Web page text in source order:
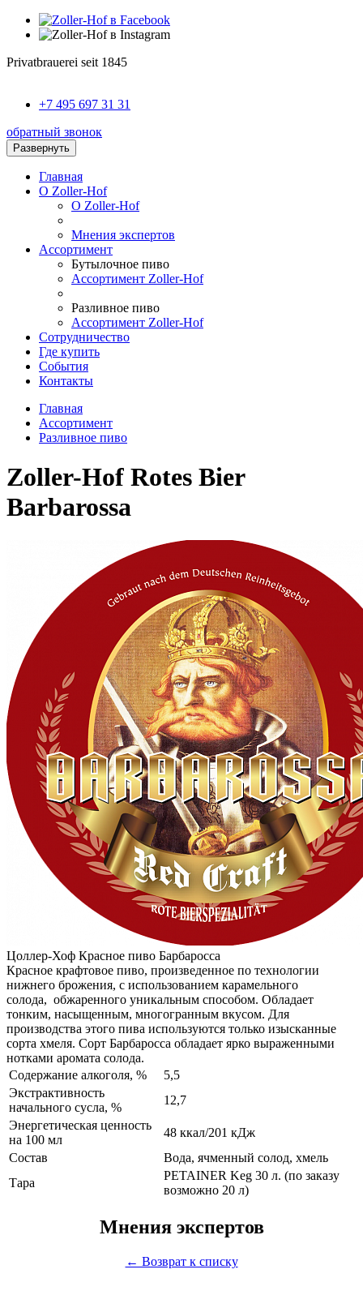
Privatbrauerei seit 1845
+7 495 697 31 31
обратный звонок
Развернуть
Главная
О Zoller-Hof
О Zoller-Hof
Мнения экспертов
Ассортимент
Бутылочное пиво
Ассортимент Zoller-Hof
Разливное пиво
Ассортимент Zoller-Hof
Сотрудничество
Где купить
Cобытия
Контакты
Главная
Ассортимент
Разливное пиво
Zoller-Hof Rotes Bier
Barbarossa
Цоллер-Хоф Красное пиво Барбаросса
Красное крафтовое пиво, произведенное по технологии
нижнего брожения, с использованием карамельного
солода, обжаренного уникальным способом. Обладает
тонким, насыщенным, многогранным вкусом. Для
производства этого пива используются только изысканные
сорта хмеля. Сорт Барбаросса обладает ярко выраженными
нотками аромата солода.
Содержание алкоголя, %
5,5
Экстрактивность
начального сусла, %
12,7
Энергетическая ценность
на 100 мл
48 ккал/201 кДж
Состав
Вода, ячменный солод, хмель
Тара
PETAINER Keg 30 л. (по заказу
возможно 20 л)
Мнения экспертов
← Возврат к списку